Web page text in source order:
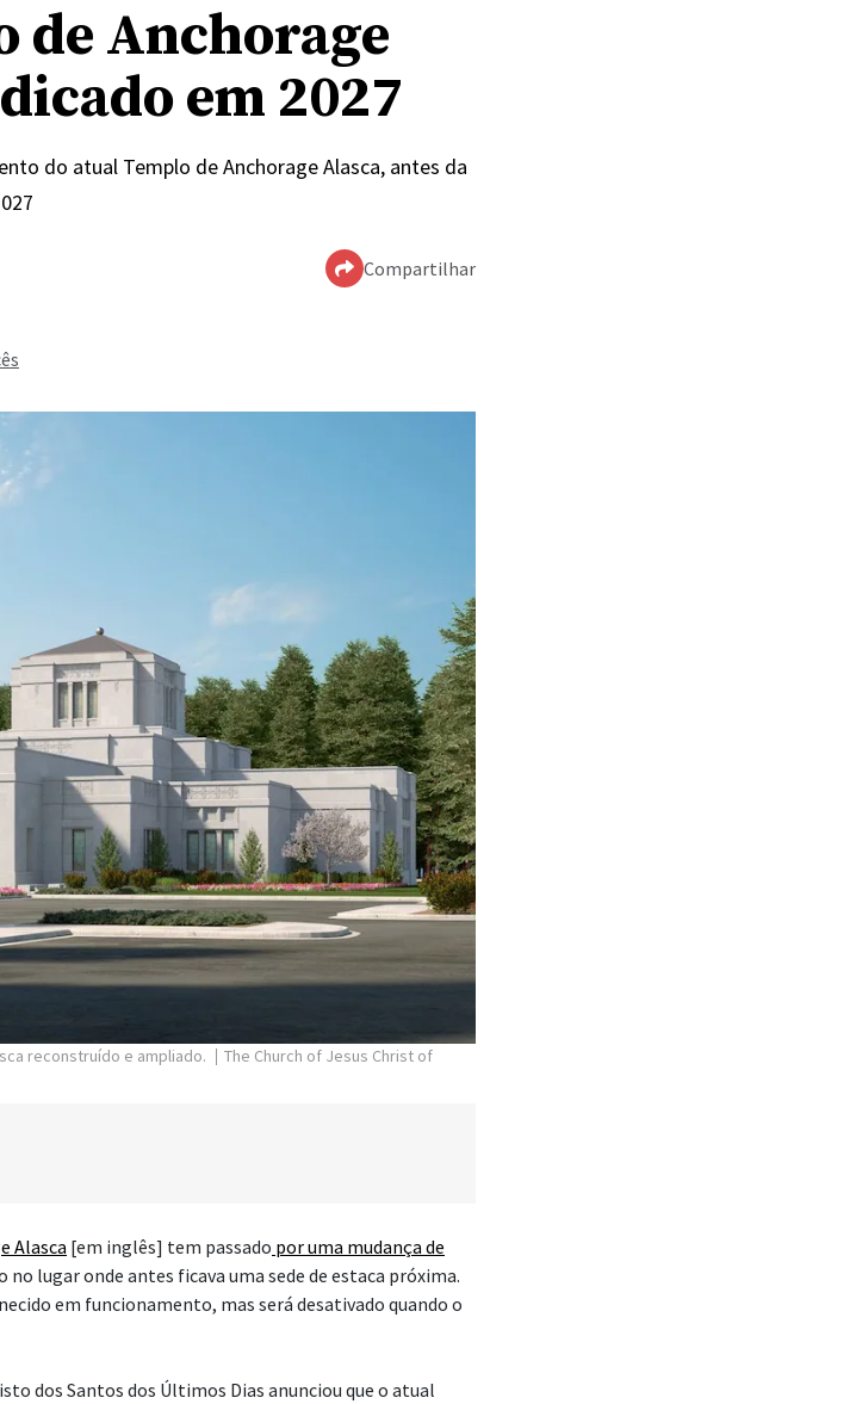
de Anchorage
em 2027
do atual Templo de Anchorage Alasca, antes da
Compartilhar
reconstruído e ampliado.
The Church of Jesus Christ of
Alasca [em inglês] tem passado por uma mudança de
lugar onde antes ficava uma sede de estaca próxima.
em funcionamento, mas será desativado quando o
dos Santos dos Últimos Dias anunciou que o atual